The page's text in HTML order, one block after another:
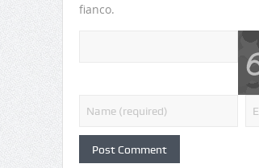
fianco.